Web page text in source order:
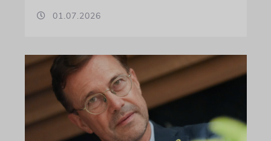
01.07.2026